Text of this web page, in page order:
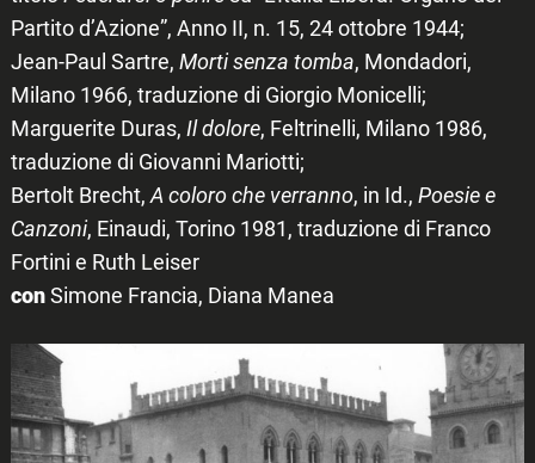
Partito d’Azione”, Anno II, n. 15, 24 ottobre 1944;
Jean-Paul Sartre, Morti senza tomba, Mondadori,
Milano 1966, traduzione di Giorgio Monicelli;
Marguerite Duras, Il dolore, Feltrinelli, Milano 1986,
traduzione di Giovanni Mariotti;
Bertolt Brecht,A coloro che verranno, in Id., Poesie e
Canzoni, Einaudi, Torino 1981, traduzione di Franco
Fortini e Ruth Leiser
conSimone Francia, Diana Manea